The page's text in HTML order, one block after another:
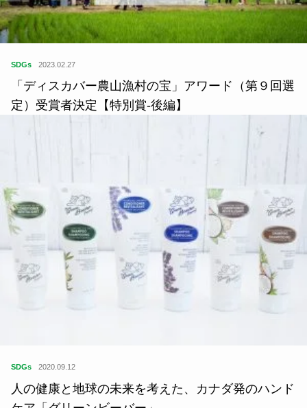
SDGs 2023.02.27
「ディスカバー農山漁村の宝」アワード（第９回選
定）受賞者決定【特別賞-後編】
SDGs 2020.09.12
人の健康と地球の未来を考えた、カナダ発のハンド